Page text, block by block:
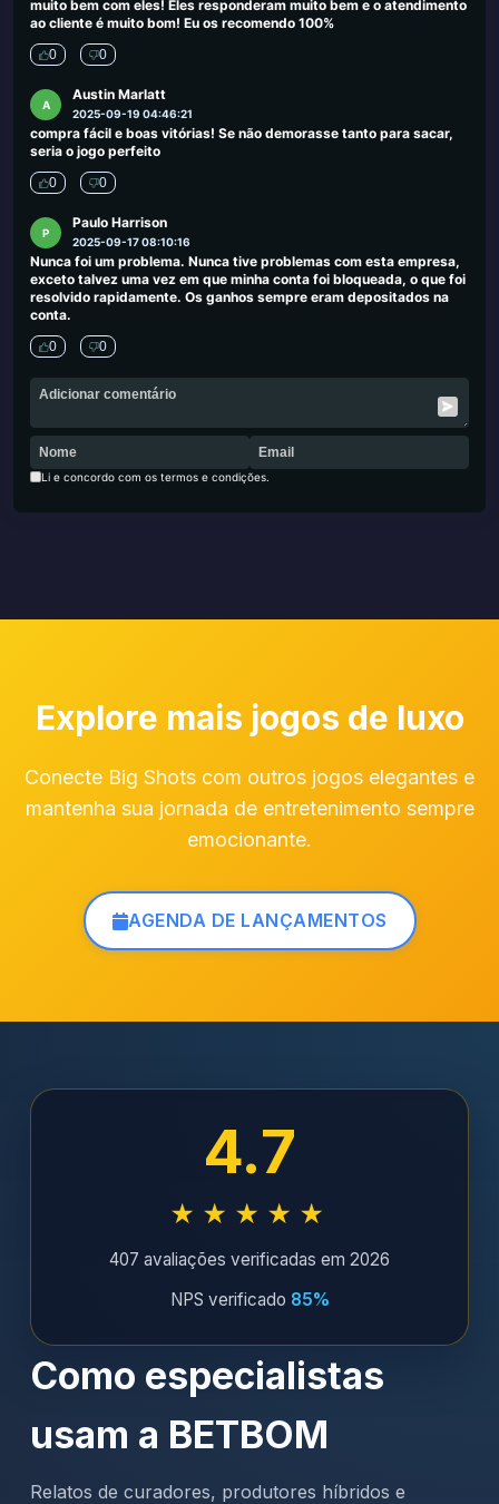
muito bem com eles! Eles responderam muito bem e o atendimento
ao cliente é muito bom! Eu os recomendo 100%
0 0
A
Austin Marlatt
2025-09-19 04:46:21
compra fácil e boas vitórias! Se não demorasse tanto para sacar,
seria o jogo perfeito
0 0
P
Paulo Harrison
2025-09-17 08:10:16
Nunca foi um problema. Nunca tive problemas com esta empresa,
exceto talvez uma vez em que minha conta foi bloqueada, o que foi
resolvido rapidamente. Os ganhos sempre eram depositados na
conta.
0 0
Li e concordo com os termos e condições.
Explore mais jogos de luxo
Conecte Big Shots com outros jogos elegantes e
mantenha sua jornada de entretenimento sempre
emocionante.
AGENDA DE LANÇAMENTOS
4.7
★★★★★
407 avaliações verificadas em 2026
NPS verificado 85%
Como especialistas
usam a BETBOM
Relatos de curadores, produtores híbridos e